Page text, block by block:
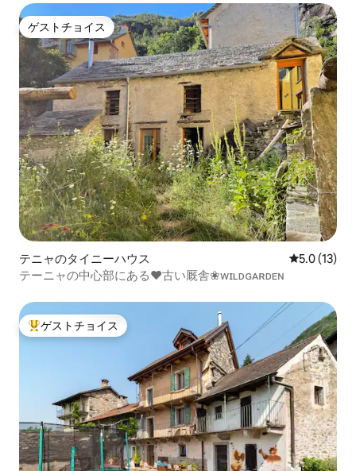
ゲストチョイス
ゲストチョイス
テニャのタイニーハウス レビュー13
5.0 (13)
テーニャの中心部にある♥古い厩舎❀ᴡɪʟᴅɢᴀʀᴅᴇɴ
大好評のゲストチョイスです。
ゲストチョイス